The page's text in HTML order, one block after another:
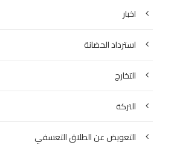
اخبار
استرداد الحضانة
التخارج
التركة
التعويض عن الطلاق التعسفي